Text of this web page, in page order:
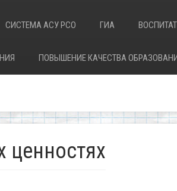
СИСТЕМА АСУ РСО ГИА
ПОВЫШЕНИЕ КАЧЕСТВА
ценностях